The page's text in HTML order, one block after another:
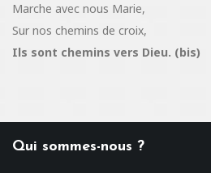
Marche avec nous Marie,
Sur nos chemins de croix,
Ils sont chemins vers Dieu. (bis)
Qui sommes-nous ?